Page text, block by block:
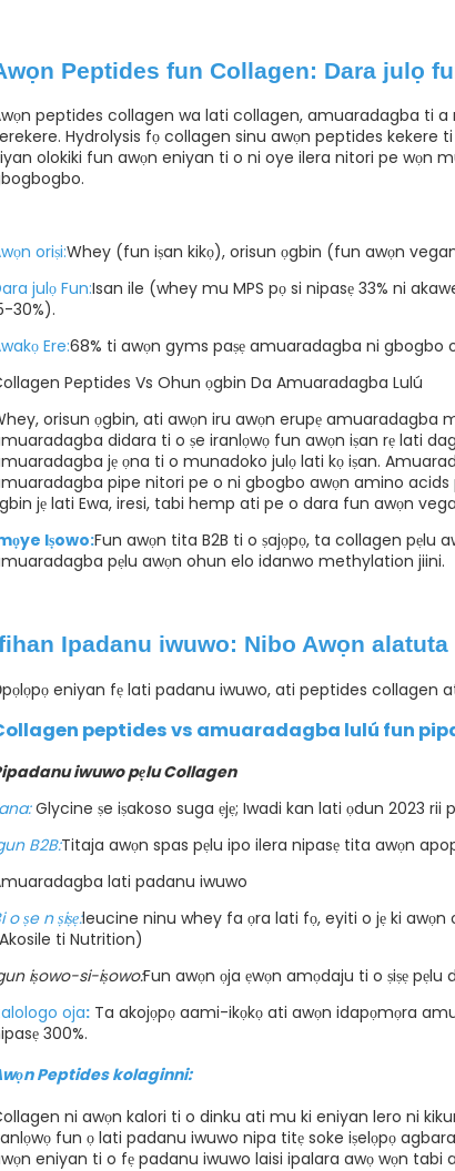
Peptides fun Collagen: Dara julọ
peptides collagen wa lati collagen, amuaradagba ti a
Hydrolysis fọ collagen sinu awọn peptides kekere
olokiki fun awọn eniyan ti o ni oye ilera nitori pe wọn
oriṣi:Whey (fun iṣan kikọ), orisun ọgbin (fun awọn
julọ Fun:Isan ile (whey mu MPS pọ si nipasẹ 33% ni
30%).
Ere:68% ti awọn gyms paṣẹ amuaradagba ni gbogbo
Peptides Vs Ohun ọgbin Da Amuaradagba Lulú
orisun ọgbin, ati awọn iru awọn erupẹ amuaradagba
didara ti o ṣe iranlọwọ fun awọn iṣan rẹ lati
jẹ ọna ti o munadoko julọ lati kọ iṣan.
pipe nitori pe o ni gbogbo awọn amino
jẹ lati Ewa, iresi, tabi hemp ati pe o dara fun awọn
Iṣowo:Fun awọn tita B2B ti o ṣajọpọ, ta collagen pẹlu
pẹlu awọn ohun elo idanwo methylation jiini.
Ipadanu iwuwo: Nibo Awọn alatuta
eniyan fẹ lati padanu iwuwo, ati peptides collagen
peptides vs amuaradagba lulú fun
iwuwo pẹlu Collagen
Glycine ṣe iṣakoso suga ẹjẹ; Iwadi kan lati ọdun 2023
B2B:Titaja awọn spas pẹlu ipo ilera nipasẹ tita awọn
lati padanu iwuwo
o ṣe n ṣiṣẹ:leucine ninu whey fa ọra lati fọ, eyiti o jẹ ki
ti Nutrition)
iṣowo-si-iṣowo:Fun awọn ọja ẹwọn amọdaju ti o ṣiṣẹ pẹlu
oja: Ta akojọpọ aami-ikọkọ ati awọn idapọmọra
300%.
Peptides kolaginni:
ni awọn kalori ti o dinku ati mu ki eniyan lero ni
fun ọ lati padanu iwuwo nipa titẹ soke iṣelọpọ
eniyan ti o fẹ padanu iwuwo laisi ipalara awọ wọn tabi